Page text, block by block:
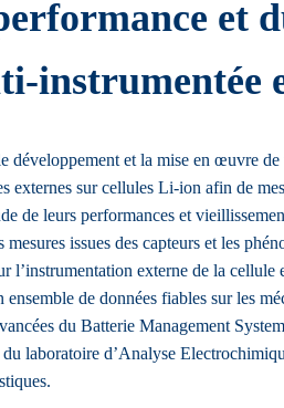
et
instrumentée
développement et la mise en œuvre
externes sur cellules Li-ion afin de
de leurs performances et
issues des capteurs et les
l’instrumentation externe de la
de données fiables sur les
du Batterie Management
du laboratoire d’Analyse